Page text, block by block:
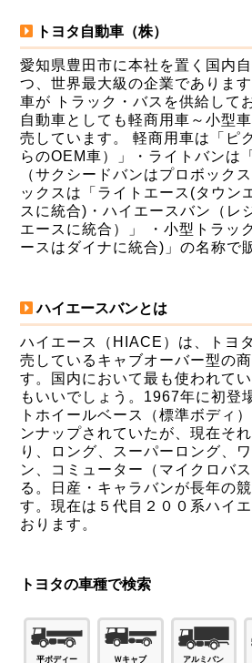
トヨタ自動車（株）
愛知県豊田市に本社を置く国内
つ、世界最大級の企業でありま
車が トラック・バスを供給して
自動車としても軽商用車～小型
売しています。 軽商用車は「ピ
らのOEM車）」・ライトバンは
（サクシードバンはプロボック
ックスは「ライトエース(タウン
スに統合)・ハイエースバン（レ
エースに統合）」 ・小型トラッ
ースはダイナに統合)」の名称で
ハイエースバンとは
ハイエース（HIACE）は、トヨ
売しているキャブオーバー型の
す。国内において最も使われて
もいいでしょう。1967年に初登
トホイールベース（標準ボディ
ンナップされていたが、現在そ
り、ロング、スーパーロング、
ン、コミューター（マイクロバ
る。日産・キャラバンが長年の
す。現在は５代目２００系ハイ
おります。
トヨタの車種で検索
平ボディー Ｗキャブ アルミバン